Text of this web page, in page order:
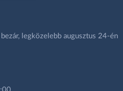
legközelebb augusztus 24-én